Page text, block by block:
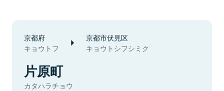
京都府
キョウトフ
京都市伏見区
キョウトシフシミク
片原町
カタハラチョウ